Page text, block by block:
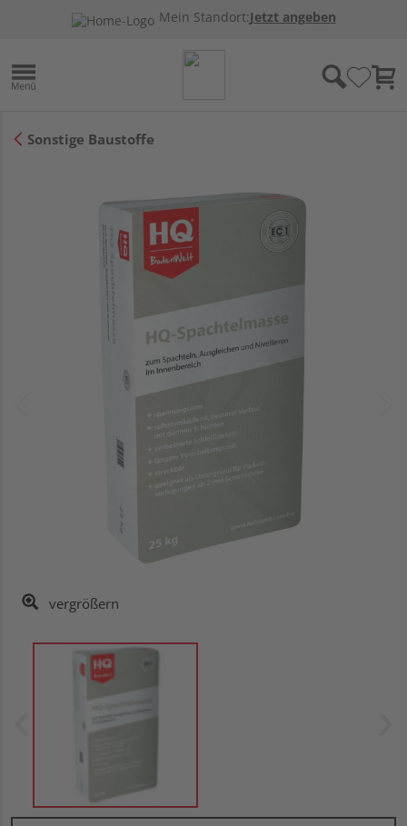
Mein Standort:Jetzt angeben
Sonstige Baustoffe
vergrößern